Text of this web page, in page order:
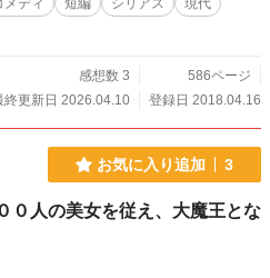
メディ 短編 シリアス
現代
感想数 3
586ページ
終更新日 2026.04.10
登録日 2018.04.16
お気に入り追加 3
０人の美女を従え、大魔王とな